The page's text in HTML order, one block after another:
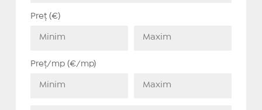
Preț (€)
Preț/mp (€/mp)